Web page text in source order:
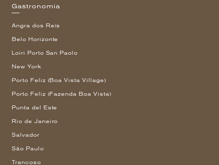
Gastronomia
Angra dos Reis
Belo Horizonte
Loiri Porto San Paolo
New York
Porto Feliz (Boa Vista Village)
Porto Feliz (Fazenda Boa Vista)
Punta del Este
Rio de Janeiro
Salvador
São Paulo
Trancoso